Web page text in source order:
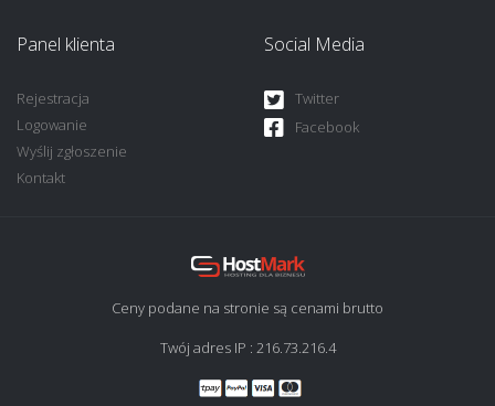
Panel klienta
Rejestracja
Logowanie
Wyślij zgłoszenie
Kontakt
Social Media
Twitter
Facebook
Ceny podane na stronie są cenami brutto
Twój adres IP : 216.73.216.4